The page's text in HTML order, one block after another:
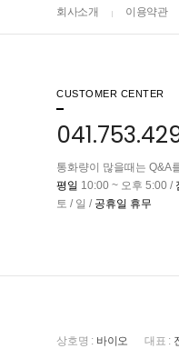
회사소개 이용약관
CUSTOMER CENTER
통화량이 많을때는 Q&A
평일 10:00 ~ 오후 5:00 /
토 / 일 / 공휴일 휴무
상호명 : 바이오 대표 :